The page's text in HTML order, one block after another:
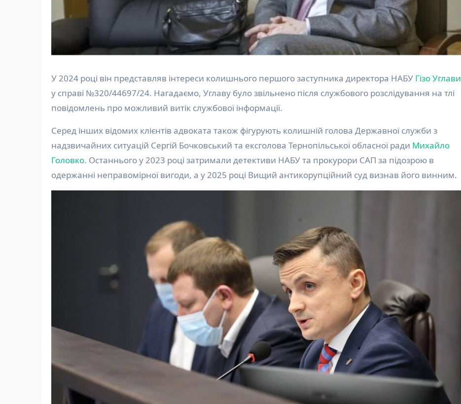
У 2024 році він представляв інтереси колишнього першого заступника директора НАБУ Гізо Углави
у справі №320/44697/24. Нагадаємо, Углаву було звільнено після службового розслідування на тлі
повідомлень про можливий витік службової інформації.
Серед інших відомих клієнтів адвоката також фігурують колишній голова Державної служби з
надзвичайних ситуацій Сергій Бочковський та ексголова Тернопільської обласної ради Михайло
Головко. Останнього у 2023 році затримали детективи НАБУ та прокурори САП за підозрою в
одержанні неправомірної вигоди, а у 2025 році Вищий антикорупційний суд визнав його винним.